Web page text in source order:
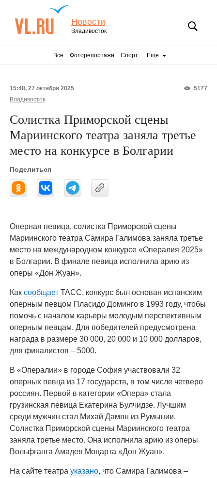
Новости
Владивосток
Все Фоторепортажи Спорт Еще
5177
15:48, 27 октября 2025
Владивосток
Солистка Приморской сцены
Мариинского театра заняла третье
место на конкурсе в Болгарии
Поделиться
Оперная певица, солистка Приморской сцены
Мариинского театра Самира Галимова заняла третье
место на международном конкурсе «Опералия 2025»
в Болгарии. В финале певица исполнила арию из
оперы «Дон Жуан».
Как сообщает ТАСС, конкурс был основан испанским
оперным певцом Пласидо Доминго в 1993 году, чтобы
помочь с началом карьеры молодым перспективным
оперным певцам. Для победителей предусмотрена
награда в размере 30 000, 20 000 и 10 000 долларов,
для финалистов – 5000.
В «Опералии» в городе София участвовали 32
оперных певца из 17 государств, в том числе четверо
россиян. Первой в категории «Опера» стала
грузинская певица Екатерина Булчидзе. Лучшим
среди мужчин стал Михай Дамян из Румынии.
Солистка Приморской сцены Мариинского театра
заняла третье место. Она исполнила арию из оперы
Вольфганга Амадея Моцарта «Дон Жуан».
На сайте театра указано, что Самира Галимова –